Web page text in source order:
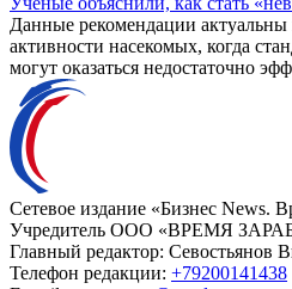
Данные рекомендации актуальны
активности насекомых, когда
могут оказаться недостаточно
Сетевое издание «Бизнес News.
Учредитель ООО «ВРЕМЯ
Главный редактор: Севостьянов
Телефон редакции: +79200141438